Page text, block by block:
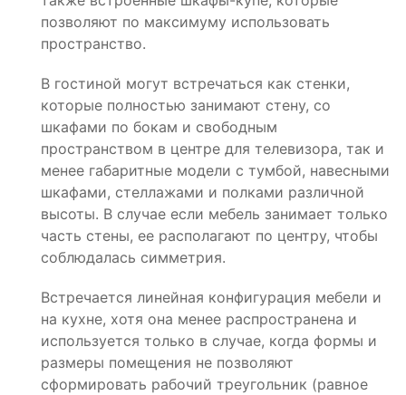
позволяют по максимуму использовать
пространство.
В гостиной могут встречаться как стенки,
которые полностью занимают стену, со
шкафами по бокам и свободным
пространством в центре для телевизора, так и
менее габаритные модели с тумбой, навесными
шкафами, стеллажами и полками различной
высоты. В случае если мебель занимает только
часть стены, ее располагают по центру, чтобы
соблюдалась симметрия.
Встречается линейная конфигурация мебели и
на кухне, хотя она менее распространена и
используется только в случае, когда формы и
размеры помещения не позволяют
сформировать рабочий треугольник (равное